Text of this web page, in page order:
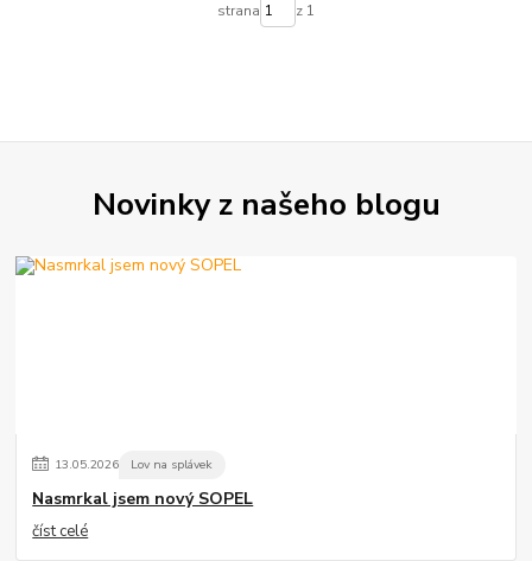
strana z 1
Novinky z našeho blogu
13.05.2026 Lov na splávek
Nasmrkal jsem nový SOPEL
číst celé